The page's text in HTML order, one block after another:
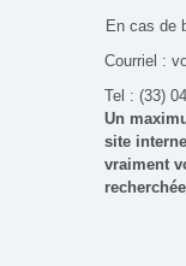
En cas de
Courriel :
Tel : (33)
Un
site
vraiment